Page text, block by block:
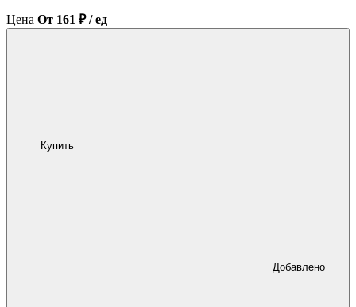
Цена От 161 ₽ / ед
Купить
Добавлено